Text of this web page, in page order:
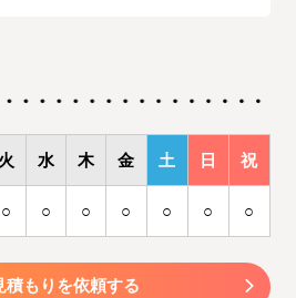
火 水 木 金 土 日 祝
○ ○ ○ ○ ○ ○ ○
積もりを依頼する